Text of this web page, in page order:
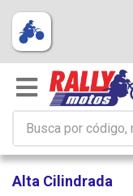
Alta Cilindrada